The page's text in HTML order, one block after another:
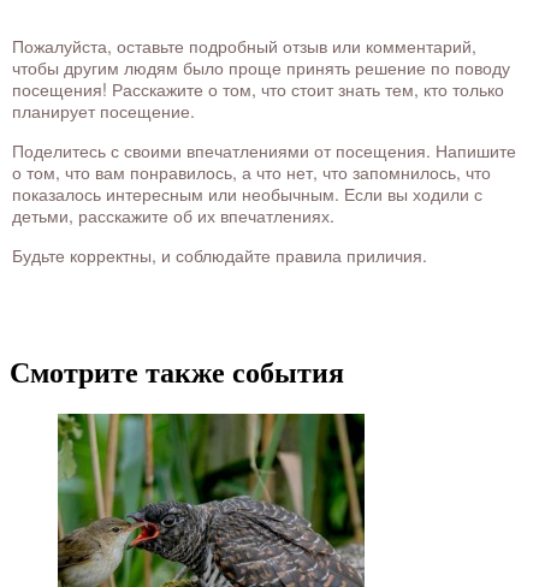
Пожалуйста, оставьте подробный отзыв или комментарий,
чтобы другим людям было проще принять решение по поводу
посещения! Расскажите о том, что стоит знать тем, кто только
планирует посещение.
Поделитесь с своими впечатлениями от посещения. Напишите
о том, что вам понравилось, а что нет, что запомнилось, что
показалось интересным или необычным. Если вы ходили с
детьми, расскажите об их впечатлениях.
Будьте корректны, и соблюдайте правила приличия.
Смотрите также события